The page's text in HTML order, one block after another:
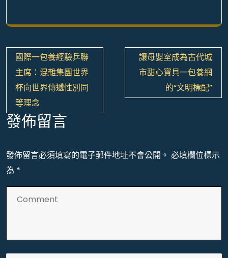
文
章
導
覽
國際一包養經驗乒聯
主席：混雜集團世界
杯向世界傳遞性別同
等理念
讓母嬰室成為古代城
市甜心寶貝一包養網
的“文明標配”
發佈留言
發佈留言必須填寫的電子郵件地址不會公開。 必填欄位標示
為 *